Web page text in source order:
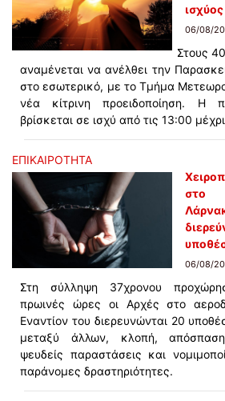
ισχύος
06/08/
Στους
αναμένεται να ανέλθει την
στο εσωτερικό, με το Τμήμα
νέα κίτρινη προειδοποίηση. Η
βρίσκεται σε ισχύ από τις 13:00
ΕΠΙΚΑΙΡΟΤΗΤΑ
στο
06/08/
Στη σύλληψη 37χρονου
πρωινές ώρες οι Αρχές στο
Εναντίον του διερευνώνται 20
μεταξύ άλλων, κλοπή,
ψευδείς παραστάσεις και
παράνομες δραστηριότητες.